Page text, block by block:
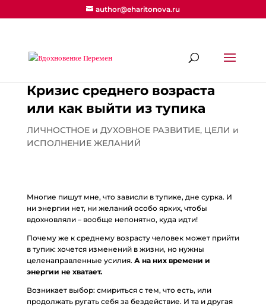
author@eharitonova.ru
Кризис среднего возраста
или как выйти из тупика
ЛИЧНОСТНОЕ и ДУХОВНОЕ РАЗВИТИЕ, ЦЕЛИ и
ИСПОЛНЕНИЕ ЖЕЛАНИЙ
Многие пишут мне, что зависли в тупике, дне сурка. И
ни энергии нет, ни желаний особо ярких, чтобы
вдохновляли – вообще непонятно, куда идти!
Почему же к среднему возрасту человек может прийти
в тупик: хочется изменений в жизни, но нужны
целенаправленные усилия. А на них времени и
энергии не хватает.
Возникает выбор: смириться с тем, что есть, или
продолжать ругать себя за бездействие. И та и другая